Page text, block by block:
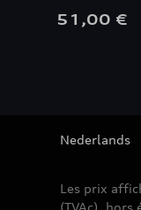
51,00 €
Nederlands
Les prix
(TVAc),